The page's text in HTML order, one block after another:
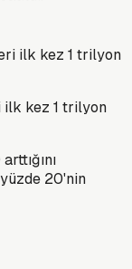
ilk kez 1 trilyon
20'nin